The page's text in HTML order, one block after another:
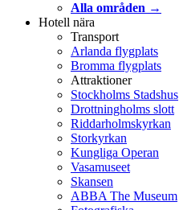
Alla områden →
Hotell nära
Transport
Arlanda flygplats
Bromma flygplats
Attraktioner
Stockholms Stadshus
Drottningholms slott
Riddarholmskyrkan
Storkyrkan
Kungliga Operan
Vasamuseet
Skansen
ABBA The Museum